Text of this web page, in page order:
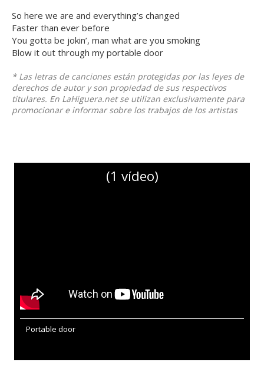
So here we are and everything’s changed
Faster than ever before
You gotta be jokin’, man what are you smoking
Blow it out through my portable door
* Las letras de canciones están protegidas por las leyes de
derechos de autor y son propiedad de sus respectivos
titulares. En LaHiguera.net se utilizan exclusivamente para
promocionar e informar sobre los trabajos de los artistas
(1 vídeo)
Portable door